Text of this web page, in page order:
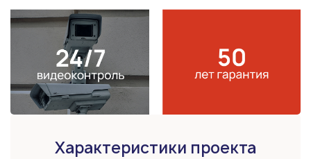
Характеристики проекта